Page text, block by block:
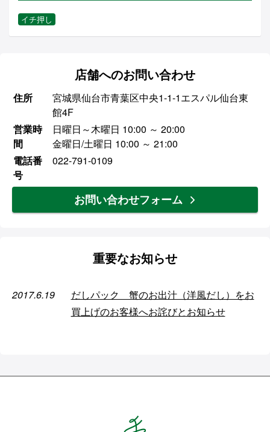
イチ押し
店舗へのお問い合わせ
住所
宮城県仙台市青葉区中央1-1-1エスパル仙台東
館4F
営業時
間
日曜日～木曜日 10:00 ～ 20:00
金曜日/土曜日 10:00 ～ 21:00
電話番
号
022-791-0109
お問い合わせフォーム
重要なお知らせ
2017.6.19
だしパック 蟹のお出汁（洋風だし）をお
買上げのお客様へお詫びとお知らせ